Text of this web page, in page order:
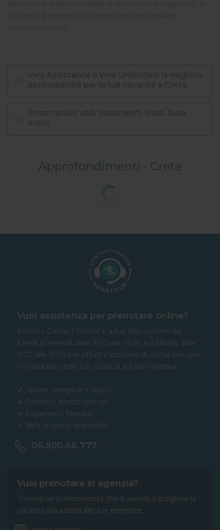
Approfondimenti - Creta
Vuoi assistenza per prenotare online?
Il nostro Contact Center è a tua disposizione dal
lunedì al venerdì dalle 9.00 alle 19.00 e il sabato dalle
9.00 alle 13.00 per offrirti il supporto di cui hai bisogno
nell’acquisto della tua vacanza sul sito Veratour.
✔ Veloce, semplice e sicuro
✔ Contatto diretto con noi
✔ Pagamenti flessibili
✔ 98% di utenti soddisfatti
06.500.66.777
Vuoi prenotare in agenzia?
Troverai un professionista che ti aiuterà a scegliere la
vacanza più adatta alle tue esigenze.